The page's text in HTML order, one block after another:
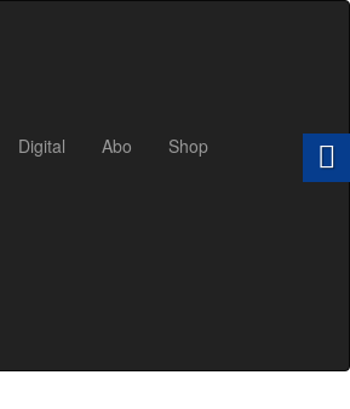
Digital Abo Shop